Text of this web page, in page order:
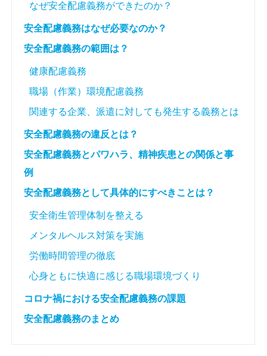
なぜ安全配慮義務ができたのか？
安全配慮義務はなぜ必要なのか？
安全配慮義務の範囲は？
健康配慮義務
職場（作業）環境配慮義務
関連する企業、派遣に対しても発生する義務とは
安全配慮義務の違反とは？
安全配慮義務とパワハラ、精神疾患との関係と事
例
安全配慮義務として具体的にすべきことは？
安全衛生管理体制を整える
メンタルヘルス対策を実施
労働時間管理の徹底
心身ともに快適に感じる職場環境づくり
コロナ禍における安全配慮義務の課題
安全配慮義務のまとめ